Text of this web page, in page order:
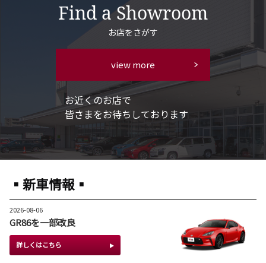
Find a Showroom
お店をさがす
view more
お近くのお店で
皆さまをお待ちしております
▪新車情報▪
2026-08-06
GR86を一部改良
詳しくはこちら